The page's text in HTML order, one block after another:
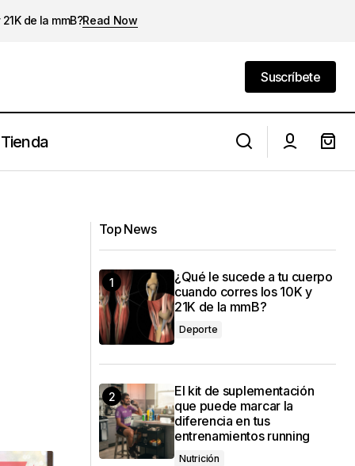
de la mmB?Read Now
Suscríbete
Tienda
Top News
¿Qué le sucede a tu cuerpo
cuando corres los 10K y
21K de la mmB?
Deporte
El kit de suplementación
que puede marcar la
diferencia en tus
entrenamientos running
Nutrición